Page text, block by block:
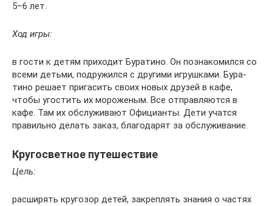
5–6 лет.
Ход игры:
в гости к детям прихо­дит Буратино. Он позна­ко­мился со
всеми детьми, подру­жился с другими игрушками. Бура­
тино решает прига­сить своих новых друзей в кафе,
чтобы угос­тить их мороженым. Все отправ­ля­ются в
кафе. Там их обслу­жи­вают Официанты. Дети учатся
правильно делать заказ, благо­да­рят за обслуживание.
Кругосветное путешествие
Цель:
расши­рять круго­зор детей, закреп­лять знания о частях